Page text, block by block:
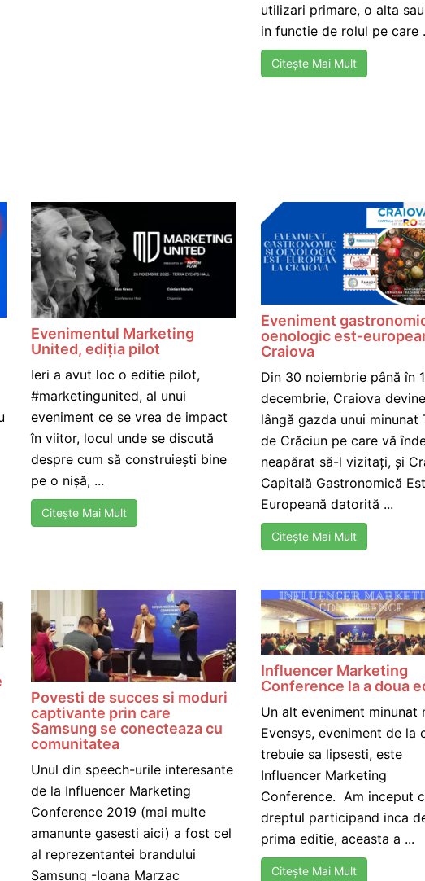
utilizari primare, o alta
in functie de rolul pe care
Citește Mai Mult
Evenimentul Marketing
United, ediția pilot
Ieri a avut loc o editie pilot,
#marketingunited, al unui
eveniment ce se vrea de impact
în viitor, locul unde se discută
despre cum să construiești bine
pe o nișă, ...
Citește Mai Mult
Eveniment
oenologic est-
Craiova
Din 30 noiembrie până în 1
decembrie, Craiova
lângă gazda unui minunat
de Crăciun pe care vă
neapărat să-l vizitați, și
Capitală Gastronomică
Europeană datorită ...
Citește Mai Mult
Povesti de succes si moduri
captivante prin care
Samsung se conecteaza cu
comunitatea
Unul din speech-urile interesante
de la Influencer Marketing
Conference 2019 (mai multe
amanunte gasesti aici) a fost cel
al reprezentantei brandului
Samsung -Ioana Marzac
Influencer Marketing
Conference la a doua
Un alt eveniment minunat
Evensys, eveniment de la
trebuie sa lipsesti, este
Influencer Marketing
Conference. Am inceput
dreptul participand inca
prima editie, aceasta a ...
Citește Mai Mult